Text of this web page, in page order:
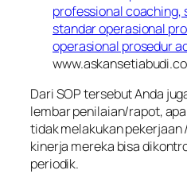
Dari SOP tersebut Anda
lembar penilaian/rapot,
tidak melakukan pekerjaan
kinerja mereka bisa
periodik.